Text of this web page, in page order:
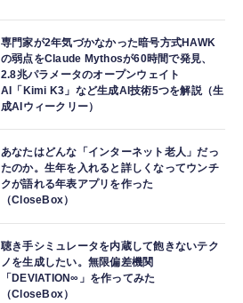
専門家が2年気づかなかった暗号方式HAWK
の弱点をClaude Mythosが60時間で発見、
2.8兆パラメータのオープンウェイト
AI「Kimi K3」など生成AI技術5つを解説（生
成AIウィークリー）
あなたはどんな「インターネット老人」だっ
たのか。生年を入れると詳しくなってウンチ
クが語れる年表アプリを作った
（CloseBox）
聴き手シミュレータを内蔵して飽きないテク
ノを生成したい。無限偏差機関
「DEVIATION∞」を作ってみた
（CloseBox）